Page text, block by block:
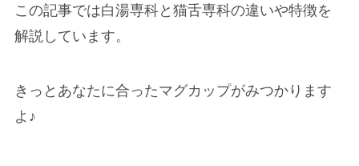
この記事では白湯専科と猫舌専科の違いや特徴を
解説しています。
きっとあなたに合ったマグカップがみつかります
よ♪